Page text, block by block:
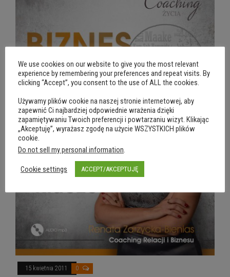
15 kwietnia 2011 0
We use cookies on our website to give you the most relevant
experience by remembering your preferences and repeat visits. By
clicking “Accept”, you consent to the use of ALL the cookies.
Używamy plików cookie na naszej stronie internetowej, aby
zapewnić Ci najbardziej odpowiednie wrażenia dzięki
zapamiętywaniu Twoich preferencji i powtarzaniu wizyt. Klikając
„Akceptuję”, wyrażasz zgodę na użycie WSZYSTKICH plików
cookie.
Do not sell my personal information.
Cookie settings ACCEPT/AKCEPTUJĘ